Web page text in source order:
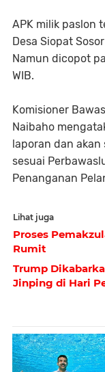
APK milik paslon
Desa Siopat
Namun dicopot
WIB.
Komisioner
Naibaho
laporan dan
sesuai
Penanganan
Lihat juga
Proses
Rumit
Trump
Jinping di Hari